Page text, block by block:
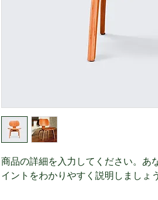
商品の詳細を入力してください。あ
イントをわかりやすく説明しましょう